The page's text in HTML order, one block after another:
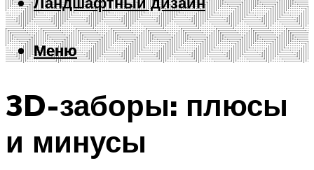
Меню
Меню
3D-заборы: плюсы
и минусы